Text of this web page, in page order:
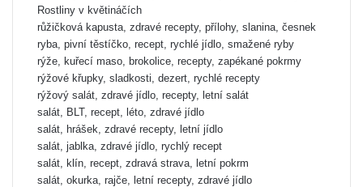
Rostliny v květináčích
růžičková kapusta, zdravé recepty, přílohy, slanina, česnek
ryba, pivní těstíčko, recept, rychlé jídlo, smažené ryby
rýže, kuřecí maso, brokolice, recepty, zapékané pokrmy
rýžové křupky, sladkosti, dezert, rychlé recepty
rýžový salát, zdravé jídlo, recepty, letní salát
salát, BLT, recept, léto, zdravé jídlo
salát, hrášek, zdravé recepty, letní jídlo
salát, jablka, zdravé jídlo, rychlý recept
salát, klín, recept, zdravá strava, letní pokrm
salát, okurka, rajče, letní recepty, zdravé jídlo